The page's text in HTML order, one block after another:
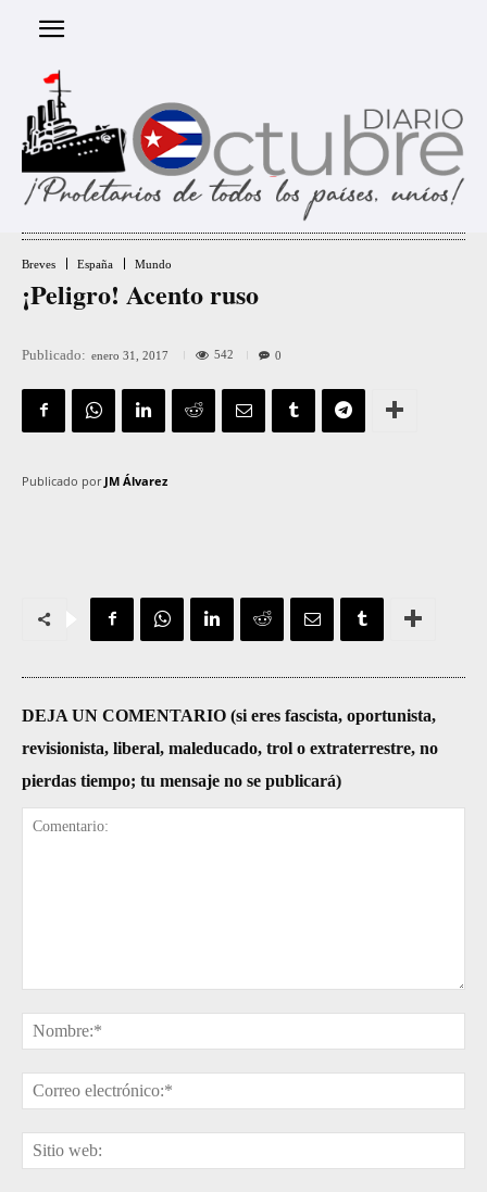
Breves España Mundo
¡Peligro! Acento ruso
Publicado: enero 31, 2017 542 0
Publicado por JM Álvarez
DEJA UN COMENTARIO (si eres fascista, oportunista,
revisionista, liberal, maleducado, trol o extraterrestre, no
pierdas tiempo; tu mensaje no se publicará)